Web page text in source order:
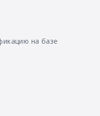
на базе